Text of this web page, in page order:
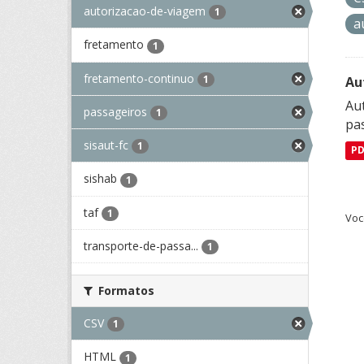
autorizacao-de-viagem 1
fretamento 1
fretamento-continuo 1
passageiros 1
sisaut-fc 1
sishab 1
taf 1
transporte-de-passa... 1
Formatos
CSV 1
HTML 1